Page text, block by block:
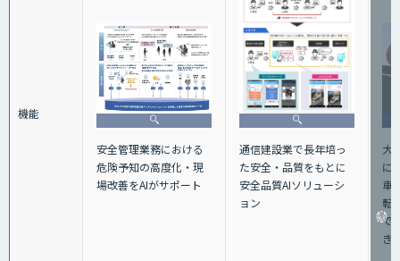
機能
安全管理業務における
危険予知の高度化・現
場改善をAIがサポート
通信建設業で長年培っ
た安全・品質をもとに
安全品質AIソリューシ
ョン
大
に
車
転
で
き